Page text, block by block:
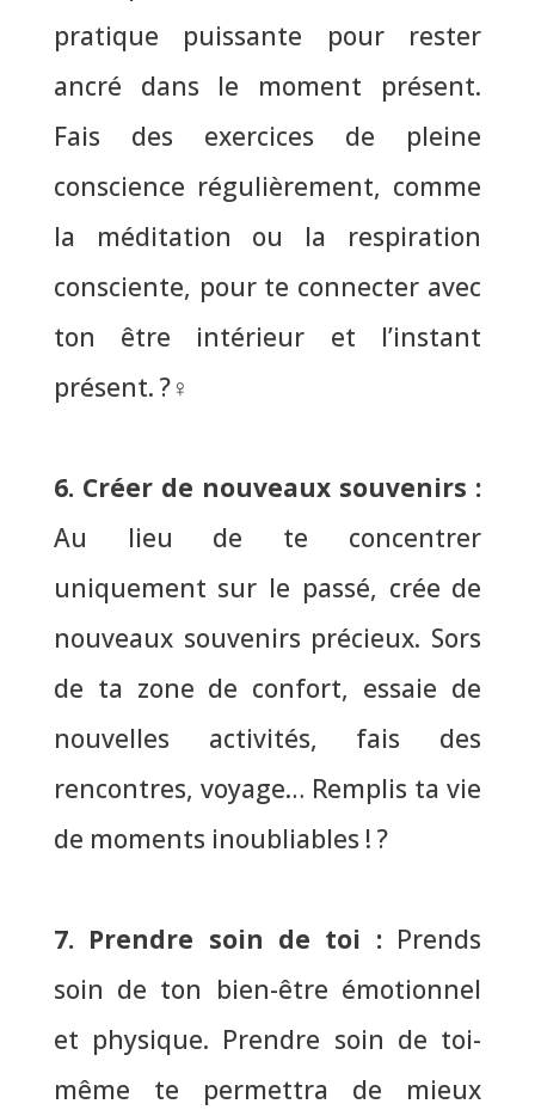
pratique puissante pour rester
ancré dans le moment présent.
Fais des exercices de pleine
conscience régulièrement, comme
la méditation ou la respiration
consciente, pour te connecter avec
ton être intérieur et l’instant
présent. ?‍♀️
6. Créer de nouveaux souvenirs :
Au lieu de te concentrer
uniquement sur le passé, crée de
nouveaux souvenirs précieux. Sors
de ta zone de confort, essaie de
nouvelles activités, fais des
rencontres, voyage… Remplis ta vie
de moments inoubliables ! ?
7. Prendre soin de toi :Prends
soin de ton bien-être émotionnel
et physique. Prendre soin de toi-
même te permettra de mieux